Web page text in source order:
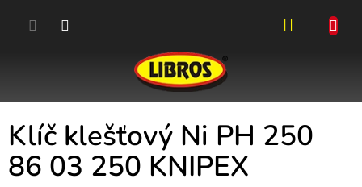
Klíč klešťový Ni PH 250
86 03 250 KNIPEX